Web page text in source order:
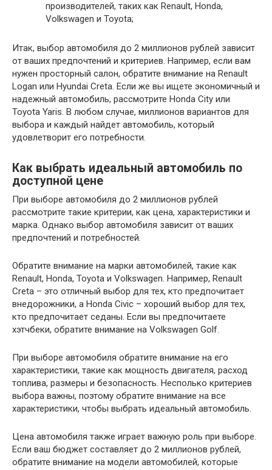
производителей, таких как Renault, Honda,
Volkswagen и Toyota;
Итак, выбор автомобиля до 2 миллионов рублей зависит
от ваших предпочтений и критериев. Например, если вам
нужен просторный салон, обратите внимание на Renault
Logan или Hyundai Creta. Если же вы ищете экономичный и
надежный автомобиль, рассмотрите Honda City или
Toyota Yaris. В любом случае, миллионов вариантов для
выбора и каждый найдет автомобиль, который
удовлетворит его потребности.
Как выбрать идеальный автомобиль по
доступной цене
При выборе автомобиля до 2 миллионов рублей
рассмотрите такие критерии, как цена, характеристики и
марка. Однако выбор автомобиля зависит от ваших
предпочтений и потребностей.
Обратите внимание на марки автомобилей, такие как
Renault, Honda, Toyota и Volkswagen. Например, Renault
Creta – это отличный выбор для тех, кто предпочитает
внедорожники, а Honda Civic – хороший выбор для тех,
кто предпочитает седаны. Если вы предпочитаете
хэтчбеки, обратите внимание на Volkswagen Golf.
При выборе автомобиля обратите внимание на его
характеристики, такие как мощность двигателя, расход
топлива, размеры и безопасность. Несполько критериев
выбора важны, поэтому обратите внимание на все
характеристики, чтобы выбрать идеальный автомобиль.
Цена автомобиля также играет важную роль при выборе.
Если ваш бюджет составляет до 2 миллионов рублей,
обратите внимание на модели автомобилей, которые